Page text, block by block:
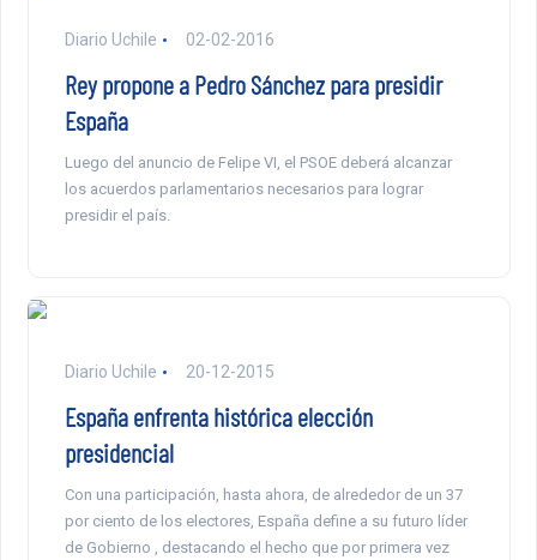
Diario Uchile 02-02-2016
Rey propone a Pedro Sánchez para presidir
España
Luego del anuncio de Felipe VI, el PSOE deberá alcanzar
los acuerdos parlamentarios necesarios para lograr
presidir el país.
Diario Uchile 20-12-2015
España enfrenta histórica elección
presidencial
Con una participación, hasta ahora, de alrededor de un 37
por ciento de los electores, España define a su futuro líder
de Gobierno , destacando el hecho que por primera vez